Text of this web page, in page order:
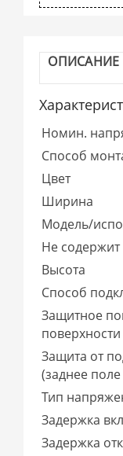
ОПИСАНИЕ
Номин.
Способ
Цвет
Ширина
Модель/
Не содержит
Высота
Способ
Защитное
поверхности
Защита от
(заднее
Тип
Задержка
Задержка